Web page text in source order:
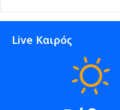
Live Καιρός